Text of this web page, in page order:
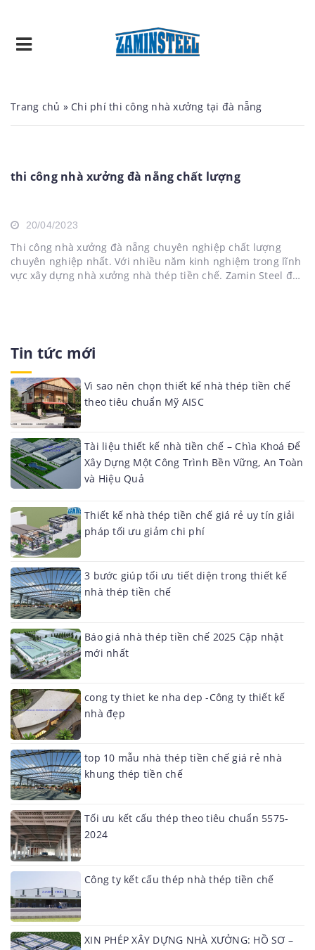
Trang chủ » Chi phí thi công nhà xưởng tại đà nẵng
thi công nhà xưởng đà nẵng chất lượng
20/04/2023
Thi công nhà xưởng đà nẵng chuyên nghiệp chất lượng
chuyên nghiệp nhất. Với nhiều năm kinh nghiệm trong lĩnh
vực xây dựng nhà xưởng nhà thép tiền chế. Zamin Steel đã
Tin tức mới
Vì sao nên chọn thiết kế nhà thép tiền chế
theo tiêu chuẩn Mỹ AISC
Tài liệu thiết kế nhà tiền chế – Chìa Khoá Để
Xây Dựng Một Công Trình Bền Vững, An Toàn
và Hiệu Quả
Thiết kế nhà thép tiền chế giá rẻ uy tín giải
pháp tối ưu giảm chi phí
3 bước giúp tối ưu tiết diện trong thiết kế
nhà thép tiền chế
Báo giá nhà thép tiền chế 2025 Cập nhật
mới nhất
cong ty thiet ke nha dep -Công ty thiết kế
nhà đẹp
top 10 mẫu nhà thép tiền chế giá rẻ nhà
khung thép tiền chế
Tối ưu kết cấu thép theo tiêu chuẩn 5575-
2024
Công ty kết cấu thép nhà thép tiền chế
XIN PHÉP XÂY DỰNG NHÀ XƯỞNG: HỒ SƠ –